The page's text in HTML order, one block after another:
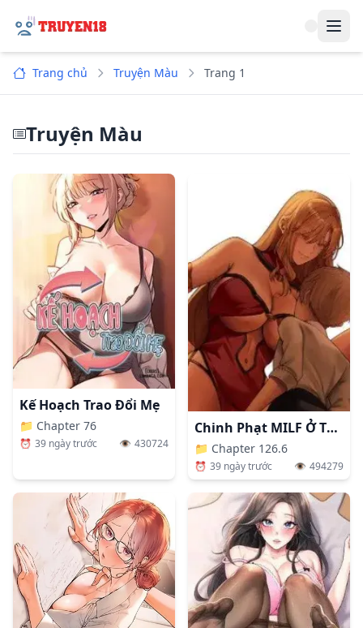
Trang chủ Truyện Màu Trang 1
Truyện Màu
Kế Hoạch Trao Đổi Mẹ
📁 Chapter 76
⏰ 39 ngày trước 👁️ 430724
Chinh Phạt MILF Ở Thế Giới Khác
📁 Chapter 126.6
⏰ 39 ngày trước 👁️ 494279